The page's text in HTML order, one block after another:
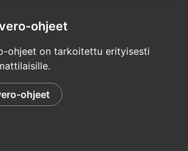
ohjeet
ohjeet on tarkoitettu erityisesti
ohjeet